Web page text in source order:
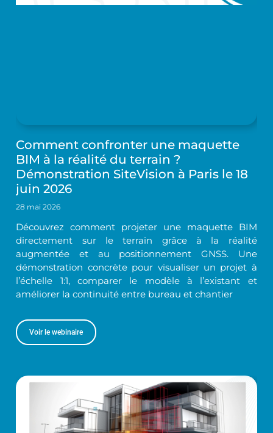
Comment confronter une maquette
BIM à la réalité du terrain ?
Démonstration SiteVision à Paris le 18
juin 2026
28 mai 2026
Découvrez comment projeter une maquette BIM
directement sur le terrain grâce à la réalité
augmentée et au positionnement GNSS. Une
démonstration concrète pour visualiser un projet à
l’échelle 1:1, comparer le modèle à l’existant et
améliorer la continuité entre bureau et chantier
Voir le webinaire